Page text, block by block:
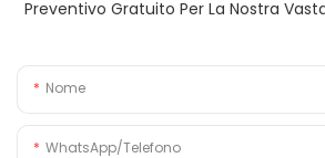
Preventivo Gratuito Per La Nostra
Nome
WhatsApp/Telefono